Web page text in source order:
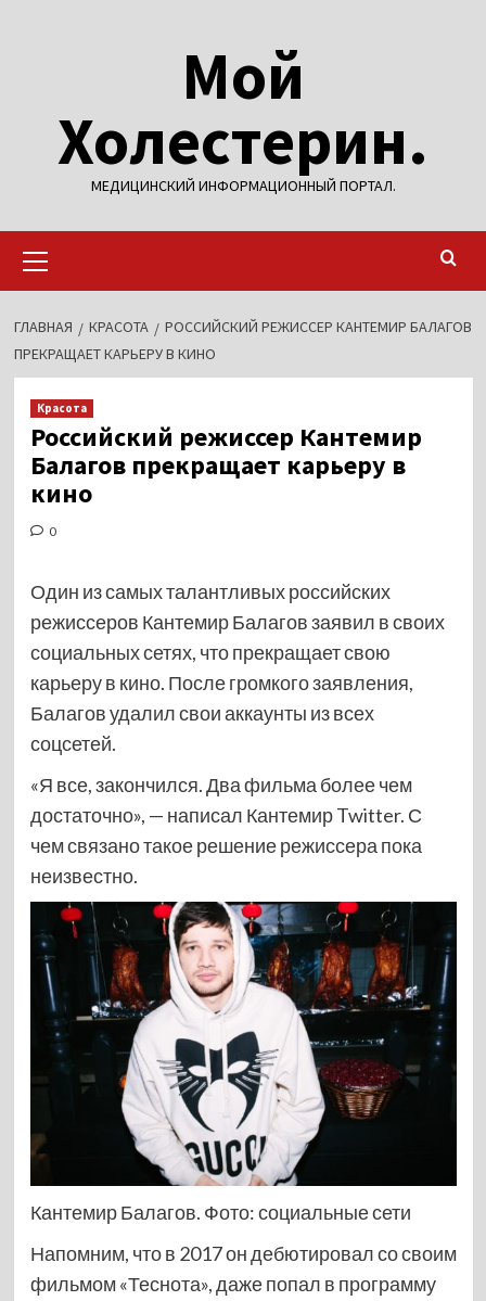
Мой
Холестерин.
МЕДИЦИНСКИЙ ИНФОРМАЦИОННЫЙ ПОРТАЛ.
меню
ГЛАВНАЯ КРАСОТА
РОССИЙСКИЙ РЕЖИССЕР КАНТЕМИР БАЛАГОВ
ПРЕКРАЩАЕТ КАРЬЕРУ В КИНО
Красота
Российский режиссер Кантемир
Балагов прекращает карьеру в
кино
0
Один из самых талантливых российских
режиссеров Кантемир Балагов заявил в своих
социальных сетях, что прекращает свою
карьеру в кино. После громкого заявления,
Балагов удалил свои аккаунты из всех
соцсетей.
«Я все, закончился. Два фильма более чем
достаточно», — написал Кантемир Twitter. С
чем связано такое решение режиссера пока
неизвестно.
Кантемир Балагов. Фото: социальные сети
Напомним, что в 2017 он дебютировал со своим
фильмом «Теснота», даже попал в программу